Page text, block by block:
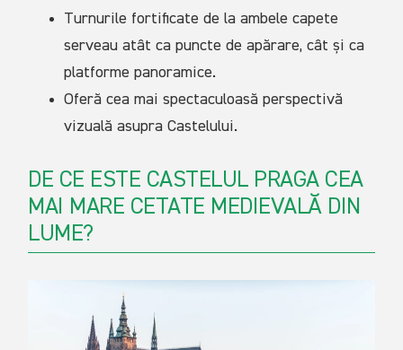
Turnurile fortificate de la ambele capete
serveau atât ca puncte de apărare, cât și ca
platforme panoramice.
Oferă cea mai spectaculoasă perspectivă
vizuală asupra Castelului.
DE CE ESTE CASTELUL PRAGA CEA
MAI MARE CETATE MEDIEVALĂ DIN
LUME?